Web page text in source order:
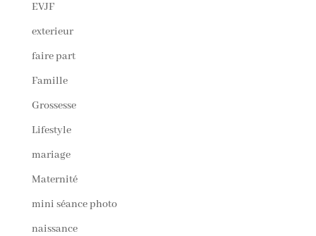
EVJF
exterieur
faire part
Famille
Grossesse
Lifestyle
mariage
Maternité
mini séance photo
naissance